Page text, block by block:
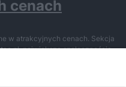
cenach
w atrakcyjnych cenach. Sekcja
największą społecznością
temu możesz wybierać spośród
przez czytelników.